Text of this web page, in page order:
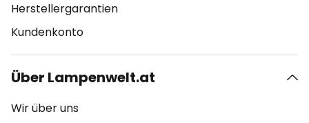
Herstellergarantien
Kundenkonto
Über Lampenwelt.at
Wir über uns